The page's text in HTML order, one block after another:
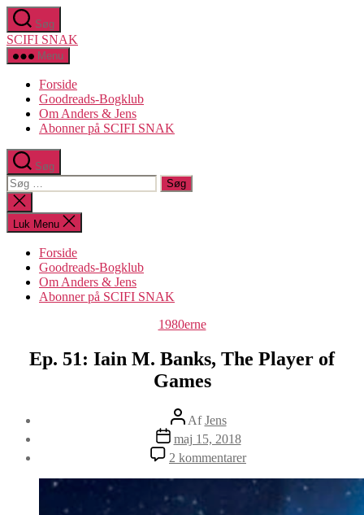
Spring
til
indholdet
Søg
SCIFI SNAK
Menu
Forside
Goodreads-Bogklub
Om Anders & Jens
Abonner på SCIFI SNAK
Søg
Søg
efter:
Luk
søgning
Luk Menu
Forside
Goodreads-Bogklub
Om Anders & Jens
Abonner på SCIFI SNAK
Kategorier
1980erne
Ep. 51: Iain M. Banks, The Player of
Games
Indlægsforfatter
AfJens
Indlægsdato
maj 15, 2018
2 kommentarertil
Ep.
51:
Iain